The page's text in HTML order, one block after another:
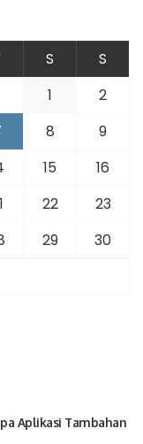
S
S
1
2
8
9
15
16
22
23
29
30
Aplikasi Tambahan